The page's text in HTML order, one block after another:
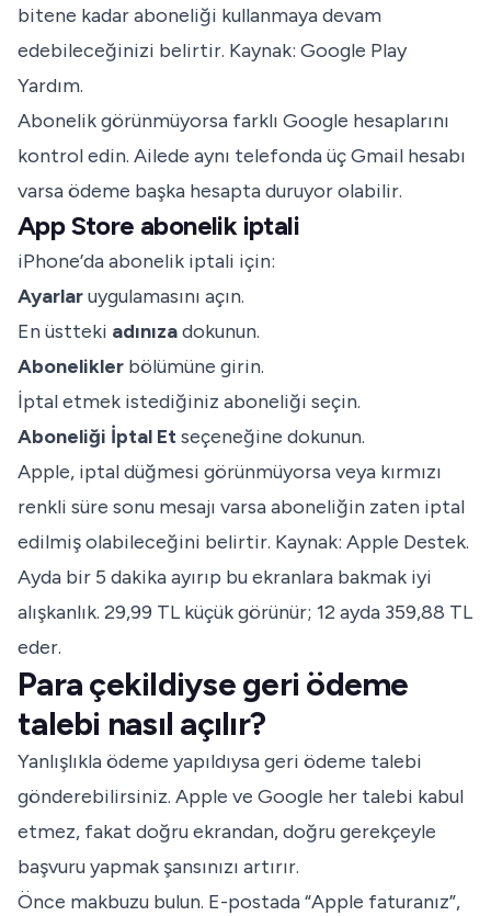
bitene kadar aboneliği kullanmaya devam
edebileceğinizi belirtir. Kaynak: Google Play
Yardım.
Abonelik görünmüyorsa farklı Google hesaplarını
kontrol edin. Ailede aynı telefonda üç Gmail hesabı
varsa ödeme başka hesapta duruyor olabilir.
App Store abonelik iptali
iPhone’da abonelik iptali için:
Ayarlaruygulamasını açın.
En üstteki adınızadokunun.
Abonelikler bölümüne girin.
İptal etmek istediğiniz aboneliği seçin.
Aboneliği İptal Etseçeneğine dokunun.
Apple, iptal düğmesi görünmüyorsa veya kırmızı
renkli süre sonu mesajı varsa aboneliğin zaten iptal
edilmiş olabileceğini belirtir. Kaynak: Apple Destek.
Ayda bir 5 dakika ayırıp bu ekranlara bakmak iyi
alışkanlık. 29,99 TL küçük görünür; 12 ayda 359,88 TL
eder.
Para çekildiyse geri ödeme
talebi nasıl açılır?
Yanlışlıkla ödeme yapıldıysa geri ödeme talebi
gönderebilirsiniz. Apple ve Google her talebi kabul
etmez, fakat doğru ekrandan, doğru gerekçeyle
başvuru yapmak şansınızı artırır.
Önce makbuzu bulun. E-postada “Apple faturanız”,